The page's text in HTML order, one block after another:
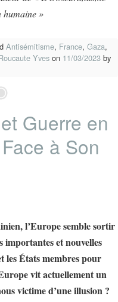
humaine »
Antisémitisme, France, Gaza,
Yves on 11/03/2023 by
Guerre en
à Son
l’Europe semble sortir
importantes et nouvelles
les États membres pour
vit actuellement un
victime d’une illusion ?